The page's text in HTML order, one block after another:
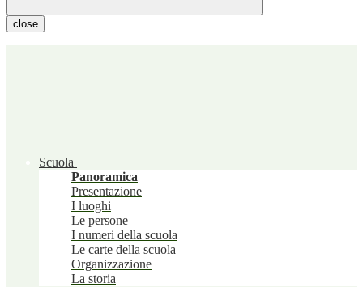
close
Scuola
Panoramica
Presentazione
I luoghi
Le persone
I numeri della scuola
Le carte della scuola
Organizzazione
La storia